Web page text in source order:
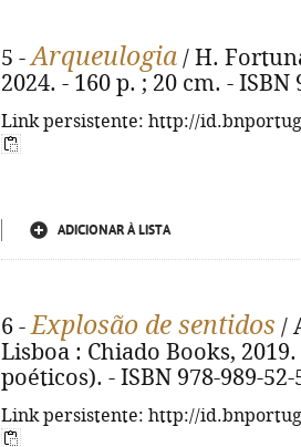
5 -Arqueulogia / H.
2024. - 160 p. ; 20 cm. - ISBN
Link persistente: http://
ADICIONAR À LISTA
6 -Explosão de sentidos /
Lisboa : Chiado Books,
poéticos). - ISBN 978-989-52-
Link persistente: http://